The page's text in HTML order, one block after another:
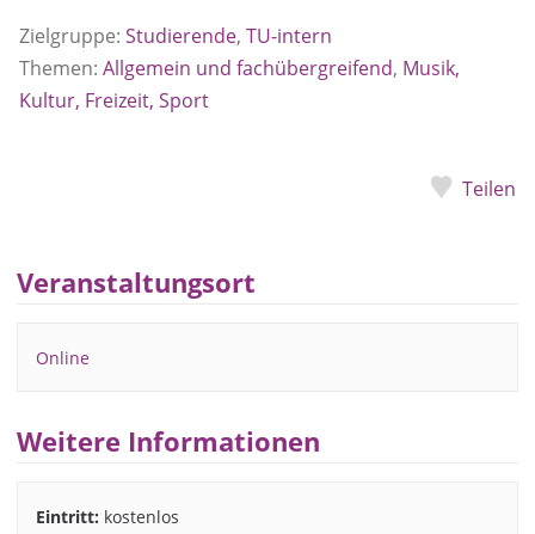
Zielgruppe: Studierende, TU-intern
Themen: Allgemein und fachübergreifend, Musik,
Kultur, Freizeit, Sport
Teilen
Veranstaltungsort
Online
Weitere Informationen
Eintritt: kostenlos